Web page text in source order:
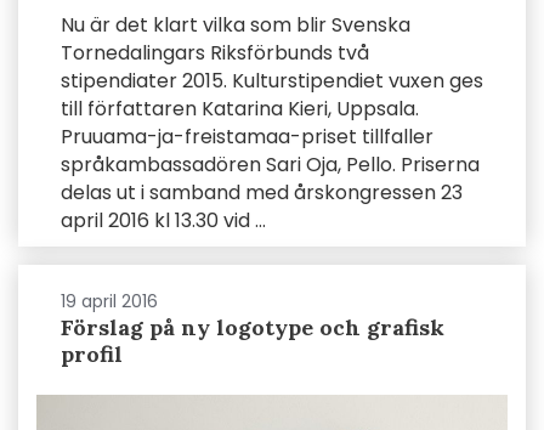
Nu är det klart vilka som blir Svenska
Tornedalingars Riksförbunds två
stipendiater 2015. Kulturstipendiet vuxen ges
till författaren Katarina Kieri, Uppsala.
Pruuama-ja-freistamaa-priset tillfaller
språkambassadören Sari Oja, Pello. Priserna
delas ut i samband med årskongressen 23
april 2016 kl 13.30 vid ...
19 april 2016
Förslag på ny logotype och grafisk
profil